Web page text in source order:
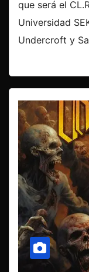
que será el
Universidad
Undercroft y